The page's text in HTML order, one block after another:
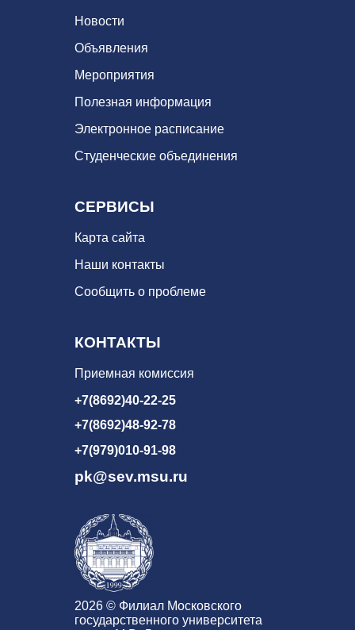
Новости
Объявления
Мероприятия
Полезная информация
Электронное расписание
Студенческие объединения
СЕРВИСЫ
Карта сайта
Наши контакты
Сообщить о проблеме
КОНТАКТЫ
Приемная комиссия
+7(8692)40-22-25
+7(8692)48-92-78
+7(979)010-91-98
pk@sev.msu.ru
2026 © Филиал Московского
государственного университета